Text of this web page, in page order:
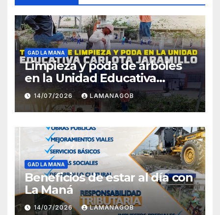
GAD LA MANA
Limpieza y poda de árboles
en la Unidad Educativa
Carlota Jaramillo
14/07/2026 LAMANAGOB
GAD LA MANA
Beneficios de estar al día con
La Maná
14/07/2026 LAMANAGOB